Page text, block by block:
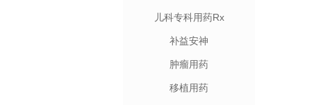
儿科专科用药Rx
补益安神
肿瘤用药
移植用药